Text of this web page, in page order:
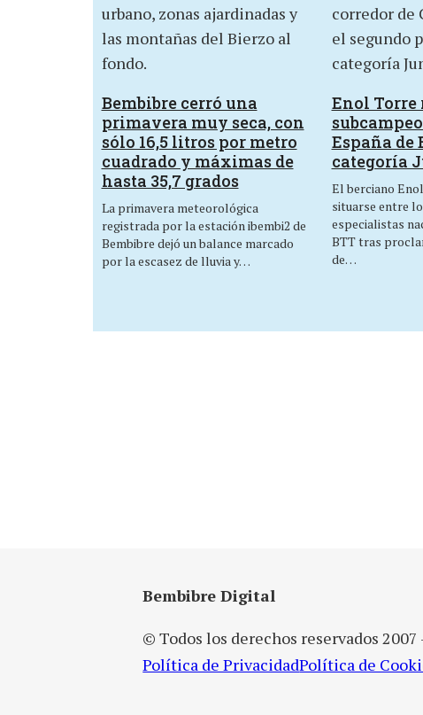
Bembibre cerró una
primavera muy seca, con
sólo 16,5 litros por metro
cuadrado y máximas de
hasta 35,7 grados
La primavera meteorológica
registrada por la estación ibembi2 de
Bembibre dejó un balance marcado
por la escasez de lluvia y…
Enol Torre
España de
categoría
El berciano
situarse entre
especialistas
BTT tras
de…
Bembibre Digital
© Todos los derechos reservados 2007
Política de PrivacidadPolítica de